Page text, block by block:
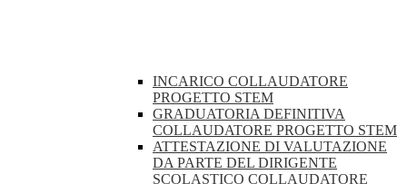
INCARICO COLLAUDATORE
PROGETTO STEM
GRADUATORIA DEFINITIVA
COLLAUDATORE PROGETTO STEM
ATTESTAZIONE DI VALUTAZIONE
DA PARTE DEL DIRIGENTE
SCOLASTICO COLLAUDATORE